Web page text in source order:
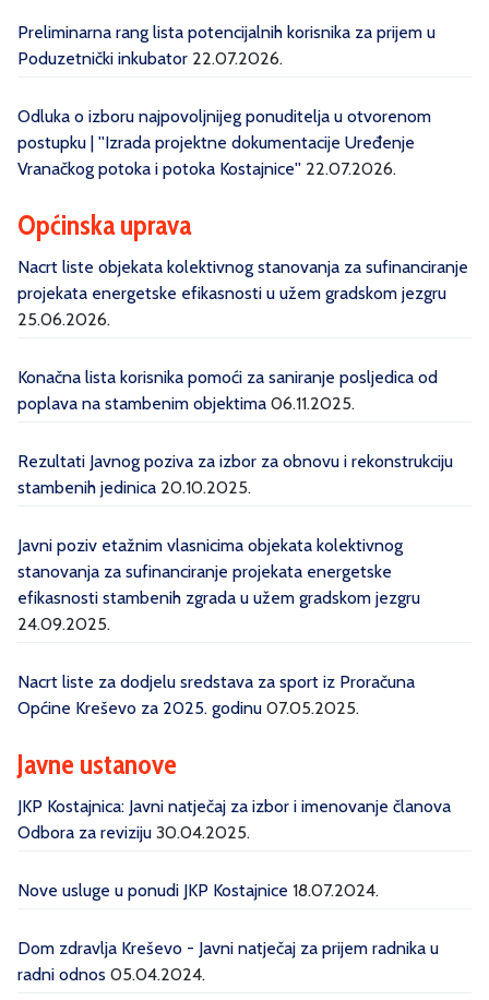
Preliminarna rang lista potencijalnih korisnika za prijem u
Poduzetnički inkubator 22.07.2026.
Odluka o izboru najpovoljnijeg ponuditelja u otvorenom
postupku | ''Izrada projektne dokumentacije Uređenje
Vranačkog potoka i potoka Kostajnice'' 22.07.2026.
Općinska uprava
Nacrt liste objekata kolektivnog stanovanja za sufinanciranje
projekata energetske efikasnosti u užem gradskom jezgru
25.06.2026.
Konačna lista korisnika pomoći za saniranje posljedica od
poplava na stambenim objektima 06.11.2025.
Rezultati Javnog poziva za izbor za obnovu i rekonstrukciju
stambenih jedinica 20.10.2025.
Javni poziv etažnim vlasnicima objekata kolektivnog
stanovanja za sufinanciranje projekata energetske
efikasnosti stambenih zgrada u užem gradskom jezgru
24.09.2025.
Nacrt liste za dodjelu sredstava za sport iz Proračuna
Općine Kreševo za 2025. godinu 07.05.2025.
Javne ustanove
JKP Kostajnica: Javni natječaj za izbor i imenovanje članova
Odbora za reviziju 30.04.2025.
Nove usluge u ponudi JKP Kostajnice 18.07.2024.
Dom zdravlja Kreševo - Javni natječaj za prijem radnika u
radni odnos 05.04.2024.